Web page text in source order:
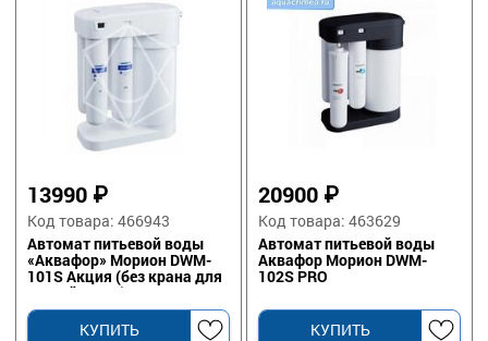
13990 ₽
Код товара: 466943
Автомат питьевой воды
«Аквафор» Морион DWM-
101S Акция (без крана для
чистой воды)
КУПИТЬ
20900 ₽
Код товара: 463629
Автомат питьевой воды
Аквафор Морион DWM-
102S PRO
КУПИТЬ